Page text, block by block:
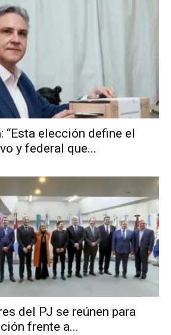
“Esta elección define el
y federal que...
del PJ se reúnen para
frente a...